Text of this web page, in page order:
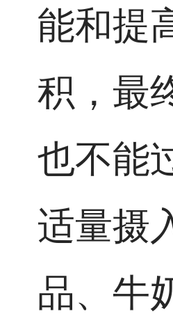
能和提
积，最
也不能
适量摄
品、牛